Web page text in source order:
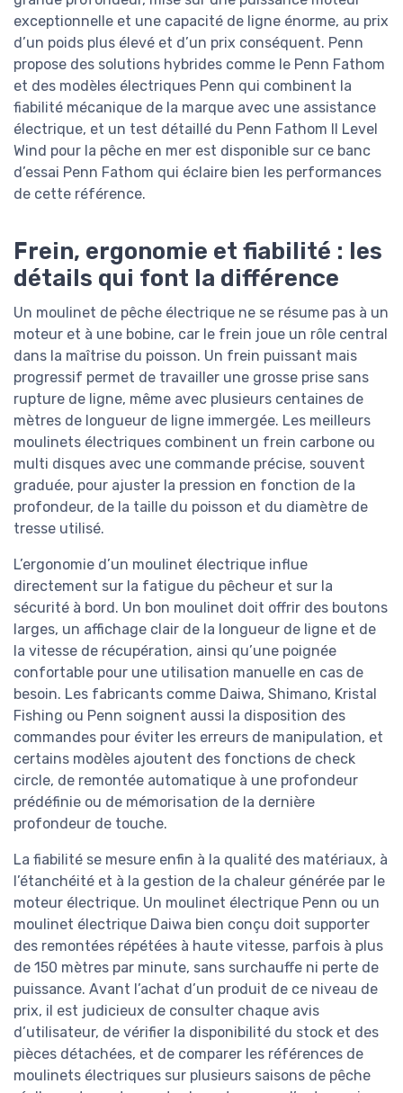
exceptionnelle et une capacité de ligne énorme, au prix
d’un poids plus élevé et d’un prix conséquent. Penn
propose des solutions hybrides comme le Penn Fathom
et des modèles électriques Penn qui combinent la
fiabilité mécanique de la marque avec une assistance
électrique, et un test détaillé du Penn Fathom II Level
Wind pour la pêche en mer est disponible sur ce banc
d’essai Penn Fathom qui éclaire bien les performances
de cette référence.
Frein, ergonomie et fiabilité : les
détails qui font la différence
Un moulinet de pêche électrique ne se résume pas à un
moteur et à une bobine, car le frein joue un rôle central
dans la maîtrise du poisson. Un frein puissant mais
progressif permet de travailler une grosse prise sans
rupture de ligne, même avec plusieurs centaines de
mètres de longueur de ligne immergée. Les meilleurs
moulinets électriques combinent un frein carbone ou
multi disques avec une commande précise, souvent
graduée, pour ajuster la pression en fonction de la
profondeur, de la taille du poisson et du diamètre de
tresse utilisé.
L’ergonomie d’un moulinet électrique influe
directement sur la fatigue du pêcheur et sur la
sécurité à bord. Un bon moulinet doit offrir des boutons
larges, un affichage clair de la longueur de ligne et de
la vitesse de récupération, ainsi qu’une poignée
confortable pour une utilisation manuelle en cas de
besoin. Les fabricants comme Daiwa, Shimano, Kristal
Fishing ou Penn soignent aussi la disposition des
commandes pour éviter les erreurs de manipulation, et
certains modèles ajoutent des fonctions de check
circle, de remontée automatique à une profondeur
prédéfinie ou de mémorisation de la dernière
profondeur de touche.
La fiabilité se mesure enfin à la qualité des matériaux, à
l’étanchéité et à la gestion de la chaleur générée par le
moteur électrique. Un moulinet électrique Penn ou un
moulinet électrique Daiwa bien conçu doit supporter
des remontées répétées à haute vitesse, parfois à plus
de 150 mètres par minute, sans surchauffe ni perte de
puissance. Avant l’achat d’un produit de ce niveau de
prix, il est judicieux de consulter chaque avis
d’utilisateur, de vérifier la disponibilité du stock et des
pièces détachées, et de comparer les références de
moulinets électriques sur plusieurs saisons de pêche